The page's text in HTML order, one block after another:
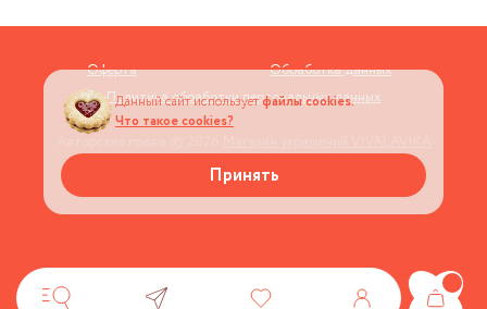
Оферта
Обработка данных
Политика обработки персональных данных
Данный сайт используетфайлы cookies.
Что такое cookies?
Принять